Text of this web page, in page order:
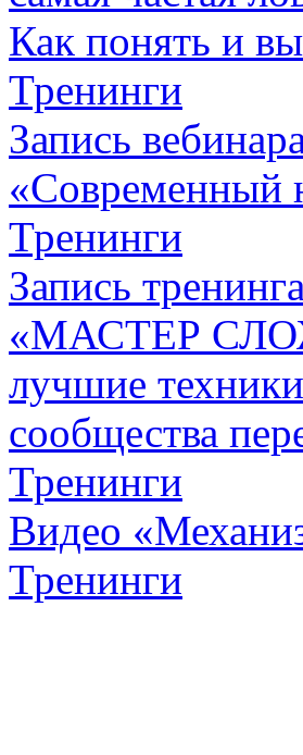
Как понять и
Тренинги
Запись
«Современный
Тренинги
Запись тренинга
«МАСТЕР
лучшие
сообщества
Тренинги
Видео
Тренинги